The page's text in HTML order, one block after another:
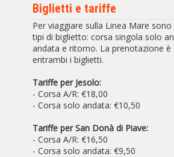
Biglietti e tariffe
Per viaggiare sulla Linea Mare
tipi di biglietto: corsa singola solo
andata e ritorno. La prenotazione
entrambi i biglietti.
Tariffe per Jesolo:
- Corsa A/R: €18,00
- Corsa solo andata: €10,50
Tariffe per San Donà di Piave:
- Corsa A/R: €16,50
- Corsa solo andata: €9,50